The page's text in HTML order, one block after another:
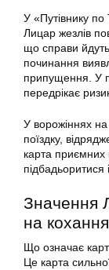
У «Путівнику
Лицар жезлів
що справи йдуть
починання
припущення. У
передрікає
У ворожіннях
поїздку,
карта приємних
підбадьоритися
Значення
на
Що означає
Це карта